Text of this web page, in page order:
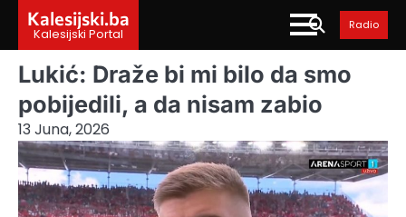
content
Kalesijski.ba
Kalesijski Portal
Radio
Lukić: Draže bi mi bilo da smo
pobijedili, a da nisam zabio
13 Juna, 2026